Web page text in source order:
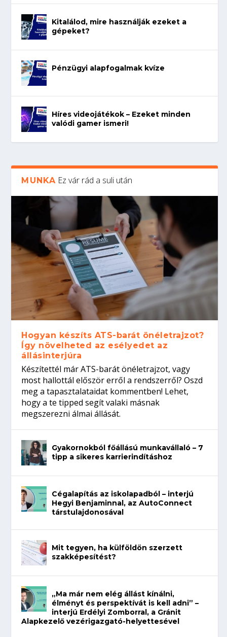
Kitalálod, mire használják ezeket a
gépeket?
Pénzügyi alapfogalmak kvíze
Híres videojátékok – Ezeket minden
valódi gamer ismeri!
MUNKA Ez vár rád a suli után
Hogyan készíts ATS-barát önéletrajzot?
Így növelheted az esélyedet az
állásinterjúra
Készítettél már ATS-barát önéletrajzot, vagy
most hallottál először erről a rendszerről? Oszd
meg a tapasztalataidat kommentben! Lehet,
hogy a te tipped segít valaki másnak
megszerezni álmai állását.
Gyakornokból főállású munkavállaló – 7
tipp a sikeres karrierindításhoz
Cégalapítás az iskolapadból – interjú
Hegyi Benjaminnal, az AutoConnect
társtulajdonosával
Mit tegyen, ha külföldön szerzett
szakképesítést?
„Ma már nem elég állást kínálni,
élményt és perspektívát is kell adni” –
interjú Erdélyi Zomborral, a Gránit
Alapkezelő vezérigazgató-helyettesével